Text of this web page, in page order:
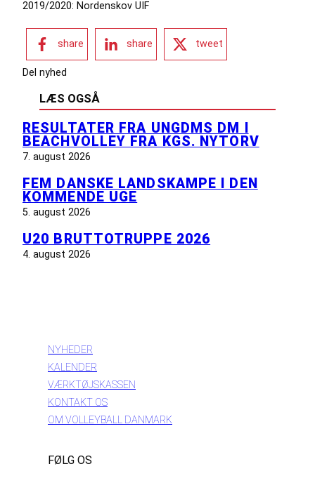
2019/2020: Nordenskov UIF
share share tweet
Del nyhed
LÆS OGSÅ
RESULTATER FRA UNGDMS DM I
BEACHVOLLEY FRA KGS. NYTORV
7. august 2026
FEM DANSKE LANDSKAMPE I DEN
KOMMENDE UGE
5. august 2026
U20 BRUTTOTRUPPE 2026
4. august 2026
NYHEDER
KALENDER
VÆRKTØJSKASSEN
KONTAKT OS
OM VOLLEYBALL DANMARK
FØLG OS